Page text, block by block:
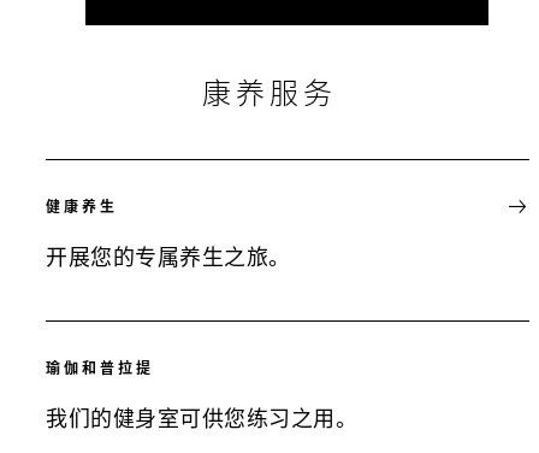
康养服务
健康养生
开展您的专属养生之旅。
瑜伽和普拉提
我们的健身室可供您练习之用。